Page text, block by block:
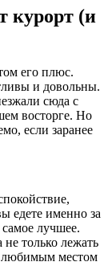
курорт (и
его плюс.
и довольны.
сюда с
восторге. Но
если заранее
едете именно за
самое лучшее.
только лежать
любимым местом